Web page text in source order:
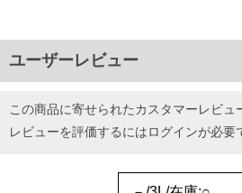
ユーザーレビュー
この商品に寄せられたカスタマーレビュ
レビューを評価するにはログインが必要